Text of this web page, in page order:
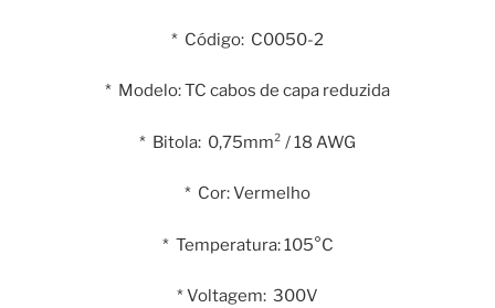
* Código: C0050-2
* Modelo: TC cabos de capa reduzida
* Bitola: 0,75mm² / 18 AWG
* Cor: Vermelho
* Temperatura: 105°C
* Voltagem: 300V